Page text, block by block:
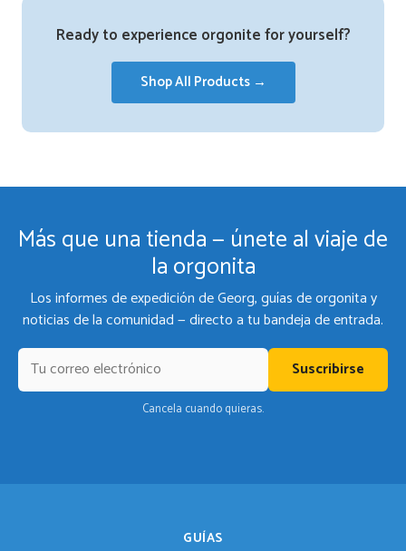
Ready to experience orgonite for yourself?
Shop All Products →
Más que una tienda — únete al viaje de
la orgonita
Los informes de expedición de Georg, guías de orgonita y
noticias de la comunidad — directo a tu bandeja de entrada.
Suscribirse
Cancela cuando quieras.
GUÍAS